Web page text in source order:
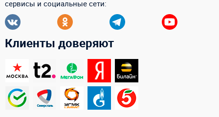
сервисы и социальные сети:
Клиенты доверяют